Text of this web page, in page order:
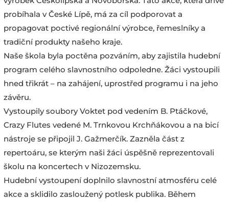
probíhala v České Lípě, má za cíl podporovat a
propagovat poctivé regionální výrobce, řemeslníky a
tradiční produkty našeho kraje.
Naše škola byla poctěna pozváním, aby zajistila hudební
program celého slavnostního odpoledne. Žáci vystoupili
hned třikrát – na zahájení, uprostřed programu i na jeho
závěru.
Vystoupily soubory Voktet pod vedením B. Ptáčkové,
Crazy Flutes vedené M. Trnkovou Krchňákovou a na bicí
nástroje se připojil J. Gažmerčík. Zazněla část z
repertoáru, se kterým naši žáci úspěšně reprezentovali
školu na koncertech v Nizozemsku.
Hudební vystoupení doplnilo slavnostní atmosféru celé
akce a sklidilo zasloužený potlesk publika. Během